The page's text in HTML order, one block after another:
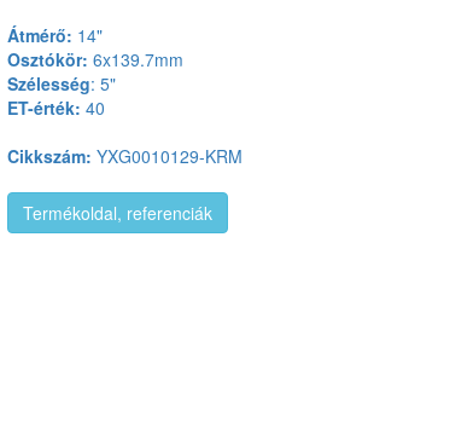
Átmérő: 14"
Osztókör: 6x139.7mm
Szélesség: 5"
ET-érték: 40
Cikkszám: YXG0010129-KRM
Termékoldal, referenciák